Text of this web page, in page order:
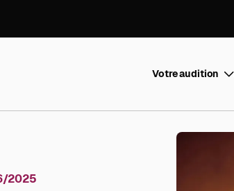
Votre audition
2025